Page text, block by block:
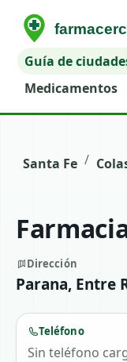
Guía de
Medicamentos
Santa Fe /
Dirección
Parana, Entre
Teléfono
Sin teléfono